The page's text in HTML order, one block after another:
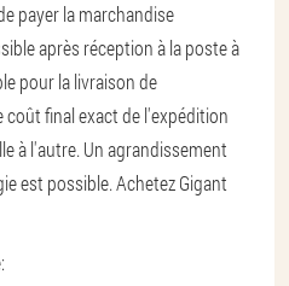
payer la marchandise
après réception à la poste à
pour la livraison de
coût final exact de l'expédition
à l'autre. Un agrandissement
est possible. Achetez Gigant